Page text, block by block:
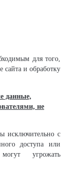
для того,
сайта и обработку
данные,
не
исключительно с
доступа или
угрожать